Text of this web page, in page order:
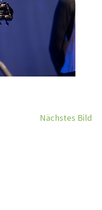
Nächstes Bild